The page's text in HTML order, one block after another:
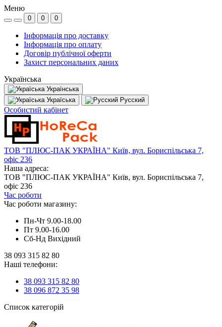
Меню
0 0 0
Інформація про доставку
Інформація про оплату
Договір публічної оферти
Захист персональних даних
Українська
Українська
Україська
Русский
Особистий кабінет
ТОВ "ПЛЮС-ПАК УКРАЇНА" Київ, вул. Бориспільська 7,
офіс 236
Наша адреса:
ТОВ "ПЛЮС-ПАК УКРАЇНА" Київ, вул. Бориспільська 7,
офіс 236
Час роботи
Час роботи магазину:
Пн-Чт 9.00-18.00
Пт 9.00-16.00
Сб-Нд Вихідний
38 093 315 82 80
Наші телефони:
38 093 315 82 80
38 096 872 35 98
Список категорій